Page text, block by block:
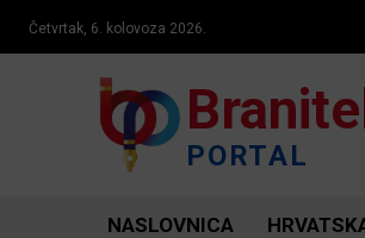
Četvrtak, 6. kolovoza 2026.
PORTAL
NASLOVNICA